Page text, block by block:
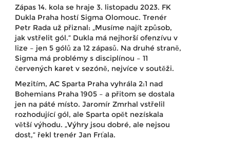
Zápas 14. kola se hraje 3. listopadu 2023. FK
Dukla Praha hostí Sigma Olomouc. Trenér
Petr Rada už přiznal: „Musíme najít způsob,
jak vstřelit gól.“ Dukla má nejhorší ofenzívu v
lize – jen 5 gólů za 12 zápasů. Na druhé straně,
Sigma má problémy s disciplínou – 11
červených karet v sezóně, nejvíce v soutěži.
Mezitím, AC Sparta Praha vyhrála 2:1 nad
Bohemians Praha 1905 – a přitom se dostala
jen na páté místo. Jaromír Zmrhal vstřelil
rozhodující gól, ale Sparta opět nezískala
větší výhodu. „Výhry jsou dobré, ale nejsou
dost,“ řekl trenér Jan Frťala.